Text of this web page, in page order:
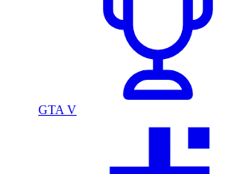
GTA V